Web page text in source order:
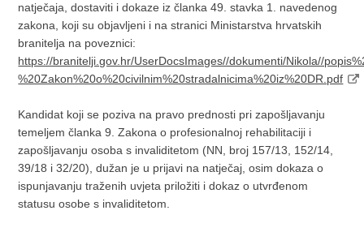
natječaja, dostaviti i dokaze iz članka 49. stavka 1. navedenog
zakona, koji su objavljeni i na stranici Ministarstva hrvatskih
branitelja na poveznici:
https://branitelji.gov.hr/UserDocsImages//dokumenti/Nikola//
%20Zakon%20o%20civilnim%20stradalnicima%20iz%20DR.pdf
Kandidat koji se poziva na pravo prednosti pri zapošljavanju
temeljem članka 9. Zakona o profesionalnoj rehabilitaciji i
zapošljavanju osoba s invaliditetom (NN, broj 157/13, 152/14,
39/18 i 32/20), dužan je u prijavi na natječaj, osim dokaza o
ispunjavanju traženih uvjeta priložiti i dokaz o utvrđenom
statusu osobe s invaliditetom.